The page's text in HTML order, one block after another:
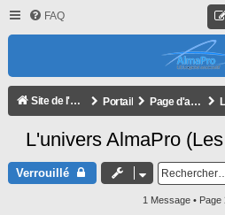
FAQ
Site de l'association Portail Page d'accueil du forum
L'univers AlmaPro
Verrouillé
1 Message • Page